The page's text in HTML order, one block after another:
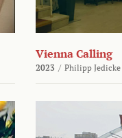
Vienna Calling
2023 / Philipp Jedicke